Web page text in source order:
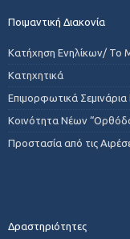
Ποιμαντική Διακονία
Κατήχηση Ενηλίκων/ Το
Κατηχητικά
Επιμορφωτικά
Κοινότητα Νέων
Προστασία από τις
Δραστηριότητες